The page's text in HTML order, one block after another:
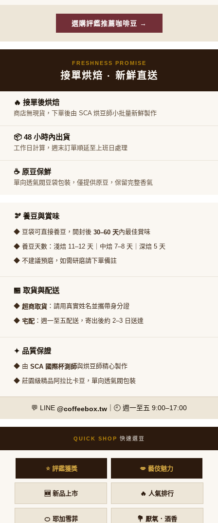
選購評鑑推薦咖啡豆 →
FRESHNESS PROMISE
接單烘焙 · 新鮮直送
🔥 接單後烘焙
商店無現貨，下單後由 SCA 烘豆師小批量新鮮製作
📦 48 小時內出貨
工作日計算，週末訂單順延至上班日處理
☕ 原豆保鮮
單向透氣閥豆袋包裝，僅提供原豆，保留完整香氣
🫘 養豆與賞味
◆ 豆袋可直接養豆，開封後 30–60 天內最佳賞味
◆ 養豆天數：淺焙 11–12 天｜中焙 7–8 天｜深焙 5 天
◆ 不建議預磨，如需研磨請下單備註
🏪 取貨與配送
◆ 超商取貨 ：請用真實姓名並攜帶身分證
◆ 宅配 ：週一至五配送，寄出後約 2–3 日送達
✦ 品質保證
◆ 由 SCA 國際杯測師與烘豆師精心製作
◆ 莊園級精品阿拉比卡豆，單向透氣閥包裝
💬 LINE @coffeebox.tw ｜🕘 週一至五 9:00–17:00
QUICK SHOP 快速選豆
⭐ 評鑑獲獎 💋 藝伎魅力
🆕 新品上市 🔥 人氣排行
🍊 耶加雪菲 💐 厭氧．酒香